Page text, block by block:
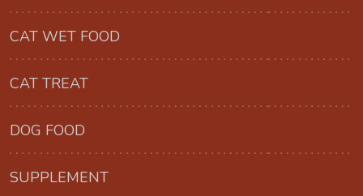
CAT WET FOOD
CAT TREAT
DOG FOOD
SUPPLEMENT